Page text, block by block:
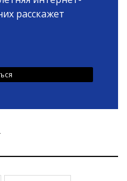
расскажет